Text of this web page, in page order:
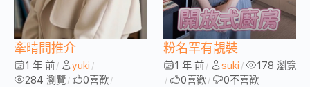
牽晴間推介
1 年 前 / yuki /
284 瀏覽 / 0喜歡 /
粉名罕有靚裝
1 年 前 / suki / 178 瀏覽
/ 0喜歡 / 0不喜歡